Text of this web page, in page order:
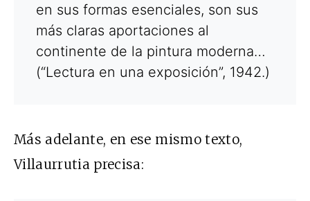
en sus formas esenciales, son sus
más claras aportaciones al
continente de la pintura moderna…
(“Lectura en una exposición”, 1942.)
Más adelante, en ese mismo texto,
Villaurrutia precisa: